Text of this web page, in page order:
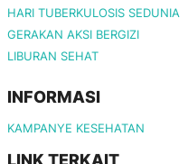
HARI TUBERKULOSIS SEDUNIA
GERAKAN AKSI BERGIZI
LIBURAN SEHAT
INFORMASI
KAMPANYE KESEHATAN
LINK TERKAIT